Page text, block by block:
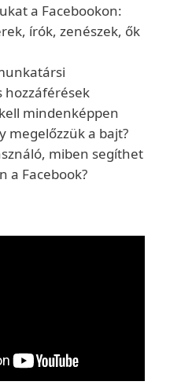
a Facebookon:
írók, zenészek, ők
hozzáférések
mindenképpen
megelőzzük a bajt?
miben segíthet
a Facebook?